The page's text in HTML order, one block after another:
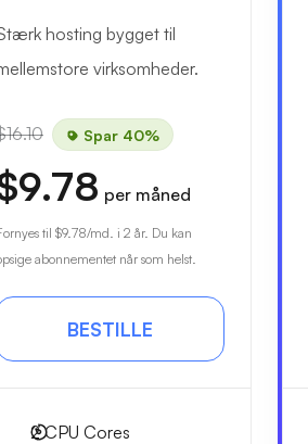
hosting bygget til
virksomheder.
Spar 40%
per måned
til $9.78/md. i 2 år. Du kan
abonnementet når som helst.
BESTILLE
2CPU Cores